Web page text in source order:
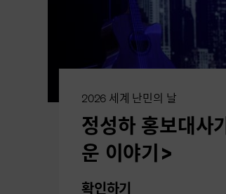
2026 세계 난민의 날
정성하 홍보대사
운 이야기>
확인하기